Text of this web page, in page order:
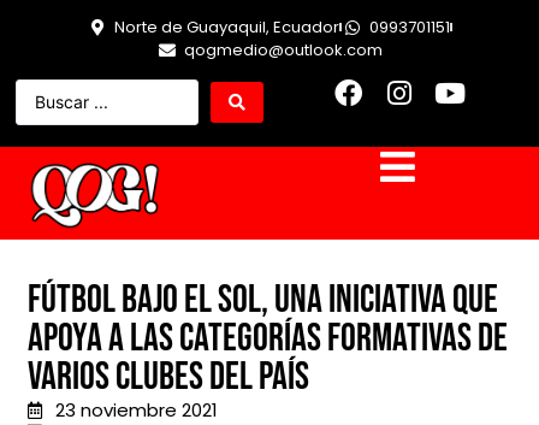
Norte de Guayaquil, Ecuador
0993701151
qogmedio@outlook.com
Fútbol Bajo el Sol, una iniciativa que
apoya a las categorías formativas de
varios clubes del país
23 noviembre 2021